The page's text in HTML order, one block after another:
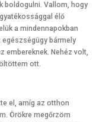
boldogulni. Vallom, hogy
élő
a mindennapokban
bármely
embereknek. Nehéz volt,
ott.
el, amíg az otthon
Örökre megőrzöm